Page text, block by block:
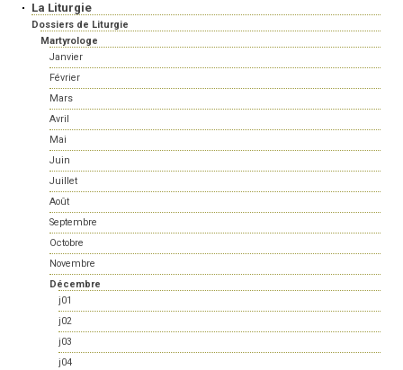
La Liturgie
Dossiers de Liturgie
Martyrologe
Janvier
Février
Mars
Avril
Mai
Juin
Juillet
Août
Septembre
Octobre
Novembre
Décembre
j01
j02
j03
j04